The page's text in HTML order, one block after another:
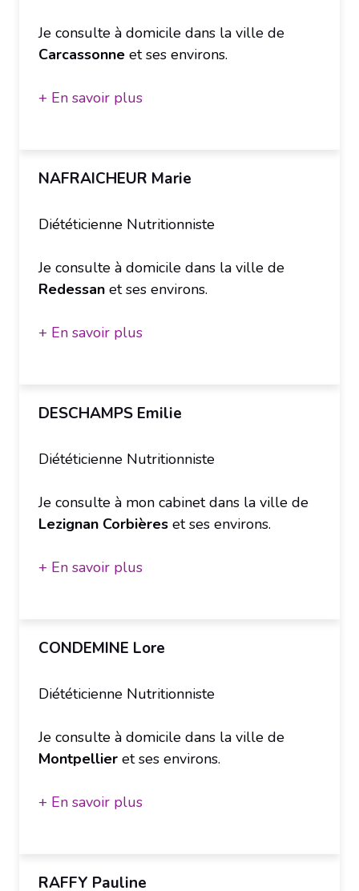
Je consulte à domicile dans la ville de
Carcassonne et ses environs.
+ En savoir plus
NAFRAICHEUR Marie
Diététicienne Nutritionniste
Je consulte à domicile dans la ville de
Redessan et ses environs.
+ En savoir plus
DESCHAMPS Emilie
Diététicienne Nutritionniste
Je consulte à mon cabinet dans la ville de
Lezignan Corbières et ses environs.
+ En savoir plus
CONDEMINE Lore
Diététicienne Nutritionniste
Je consulte à domicile dans la ville de
Montpellier et ses environs.
+ En savoir plus
RAFFY Pauline